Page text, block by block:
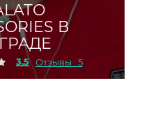
В
3.5 Отзывы : 5